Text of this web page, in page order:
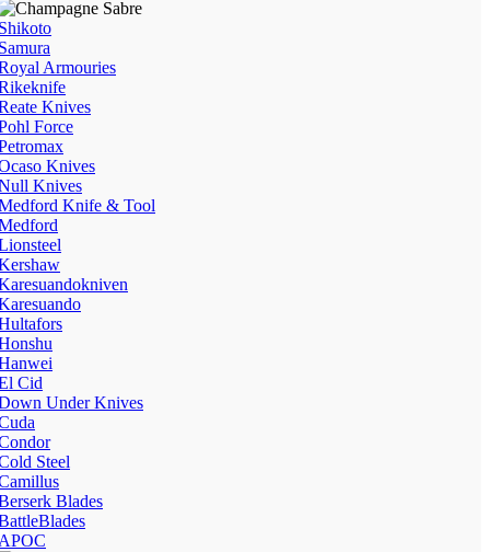
Armouries
Knives
Force
Knives
Knives
Knife & Tool
Cid
Under Knives
Steel
Blades